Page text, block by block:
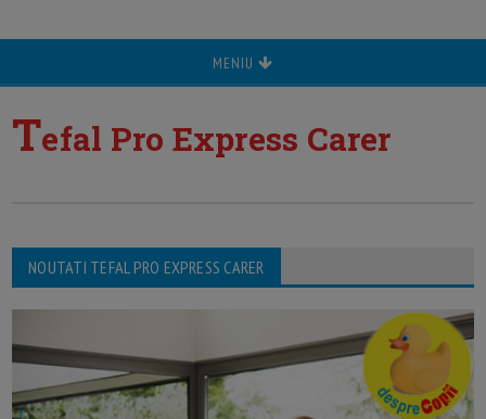
MENIU
Tefal Pro Express Carer
NOUTATI TEFAL PRO EXPRESS CARER